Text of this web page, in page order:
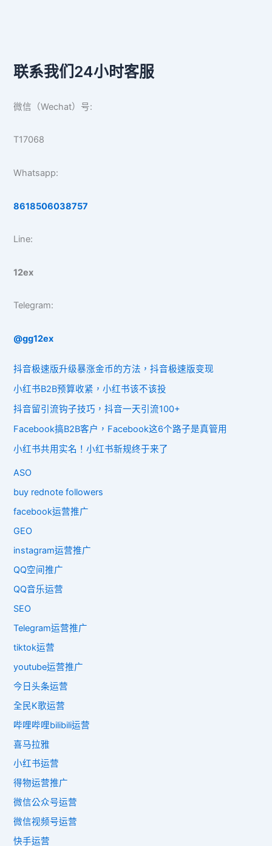
联系我们24小时客服
微信（Wechat）号:
T17068
Whatsapp:
8618506038757
Line:
12ex
Telegram:
@gg12ex
抖音极速版升级暴涨金币的方法，抖音极速版变现
小红书B2B预算收紧，小红书该不该投
抖音留引流钩子技巧，抖音一天引流100+
Facebook搞B2B客户，Facebook这6个路子是真管用
小红书共用实名！小红书新规终于来了
ASO
buy rednote followers
facebook运营推广
GEO
instagram运营推广
QQ空间推广
QQ音乐运营
SEO
Telegram运营推广
tiktok运营
youtube运营推广
今日头条运营
全民K歌运营
哔哩哔哩bilibili运营
喜马拉雅
小红书运营
得物运营推广
微信公众号运营
微信视频号运营
快手运营